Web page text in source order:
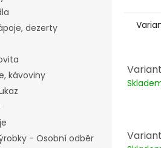
dezerty
kávoviny
- Osobní odběr